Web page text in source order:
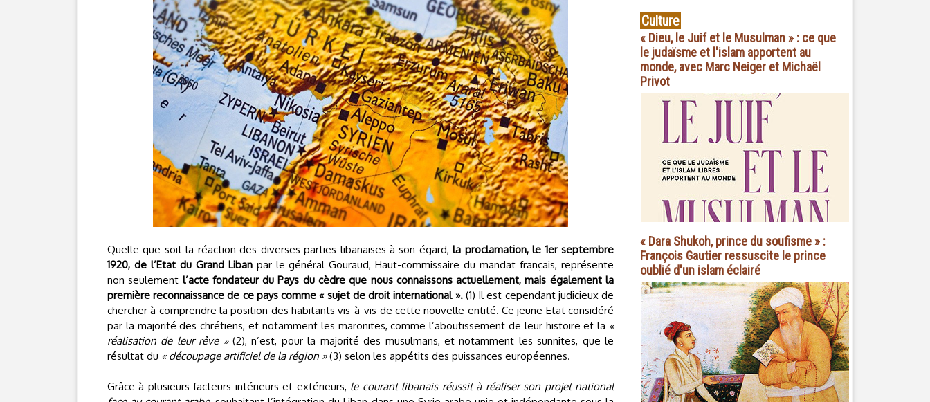
Quelle que soit la réaction des diverses parties libanaises à son égard,la proclamation, le 1er septembre
1920, de l’Etat du Grand Libanpar le général Gouraud, Haut-commissaire du mandat français, représente
non seulement l’acte fondateur du Pays du cèdre que nous connaissons actuellement, mais également la
première reconnaissance de ce pays comme « sujet de droit international ».(1) Il est cependant judicieux de
chercher à comprendre la position des habitants vis-à-vis de cette nouvelle entité. Ce jeune Etat considéré
par la majorité des chrétiens, et notamment les maronites, comme l’aboutissement de leur histoire et la «
réalisation de leur rêve »(2), n’est, pour la majorité des musulmans, et notamment les sunnites, que le
résultat du « découpage artificiel de la région »(3) selon les appétits des puissances européennes.
Grâce à plusieurs facteurs intérieurs et extérieurs, le courant libanais réussit à réaliser son projet national
Culture
« Dieu, le Juif et le Musulman » : ce que
le judaïsme et l'islam apportent au
monde, avec Marc Neiger et Michaël
Privot
« Dara Shukoh, prince du soufisme » :
François Gautier ressuscite le prince
oublié d'un islam éclairé